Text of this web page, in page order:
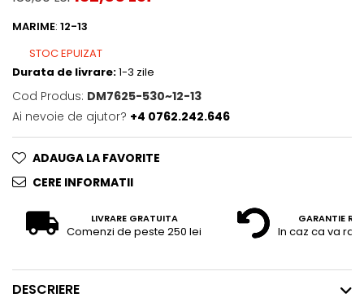
MARIME: 12-13
STOC EPUIZAT
Durata de livrare:1-3 zile
Cod Produs: DM7625-530~12-13
Ai nevoie de ajutor? +4 0762.242.646
ADAUGA LA FAVORITE
CERE INFORMATII
LIVRARE GRATUITA
Comenzi de peste 250 lei
GARANTIE
In caz ca va
DESCRIERE